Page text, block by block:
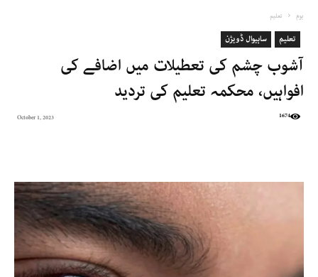
ہوم تعلیم
تعلیم ساہیوال ڈویژن
آشوب چشم کی تعطیلات میں اضافے کی
افواہیں، محکمہ تعلیم کی تردید
October 1, 2023 1674